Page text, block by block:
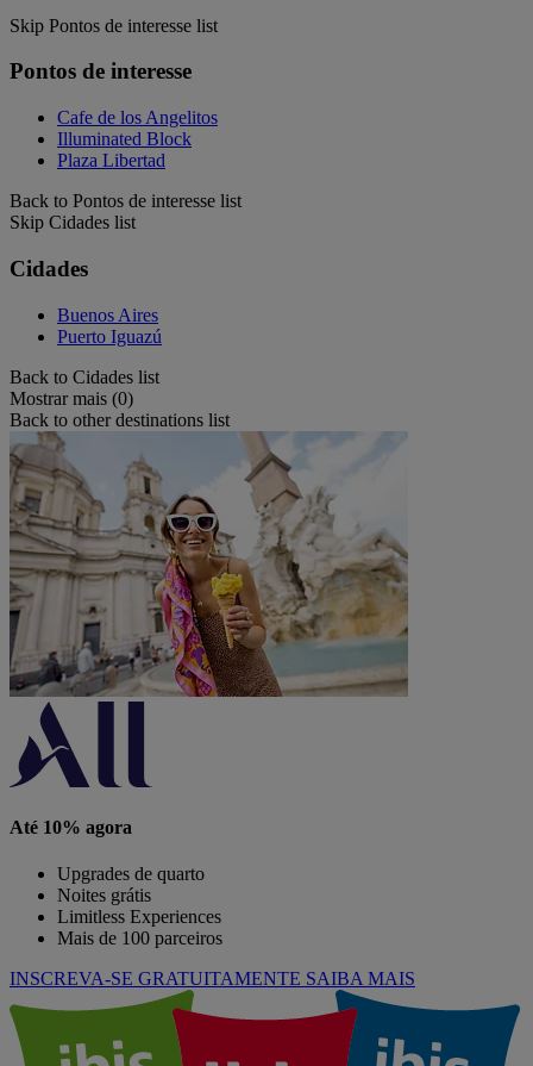
Skip Pontos de interesse list
Pontos de interesse
Cafe de los Angelitos
Illuminated Block
Plaza Libertad
Back to Pontos de interesse list
Skip Cidades list
Cidades
Buenos Aires
Puerto Iguazú
Back to Cidades list
Mostrar mais (0)
Back to other destinations list
Até 10% agora
Upgrades de quarto
Noites grátis
Limitless Experiences
Mais de 100 parceiros
INSCREVA-SE GRATUITAMENTE SAIBA MAIS